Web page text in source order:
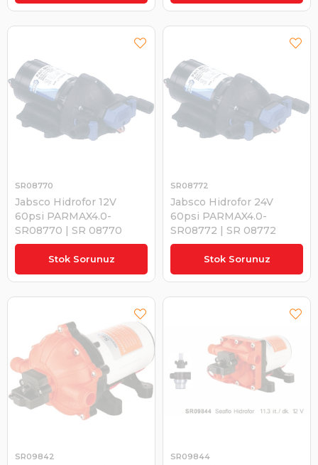
Stok Sorunuz
Jabsco Hidrofor 12V
60psi PARMAX4.0-
SR08770 | SR 08770
SR08770
₺17.669,30 Stok Sorunuz
Jabsco Hidrofor 24V
60psi PARMAX4.0-
SR08772 | SR 08772
SR08772
₺17.669,30
SR09842 SR09844